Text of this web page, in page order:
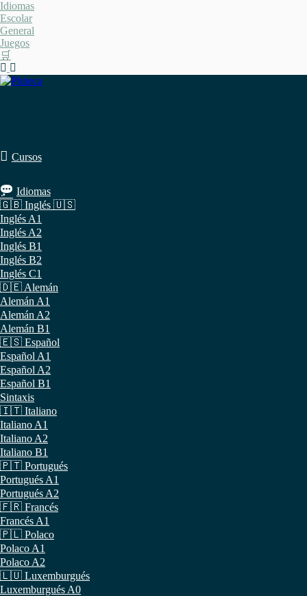
Saltar
al
contenido
Idiomas
Escolar
General
Juegos
🛒
Cursos
Idiomas
🇬🇧 Inglés 🇺🇸
Inglés A1
Inglés A2
Inglés B1
Inglés B2
Inglés C1
🇩🇪 Alemán
Alemán A1
Alemán A2
Alemán B1
🇪🇸 Español
Español A1
Español A2
Español B1
Sintaxis
🇮🇹 Italiano
Italiano A1
Italiano A2
Italiano B1
🇵🇹 Portugués
Portugués A1
Portugués A2
🇫🇷 Francés
Francés A1
🇵🇱 Polaco
Polaco A1
Polaco A2
🇱🇺 Luxemburgués
Luxemburgués A0